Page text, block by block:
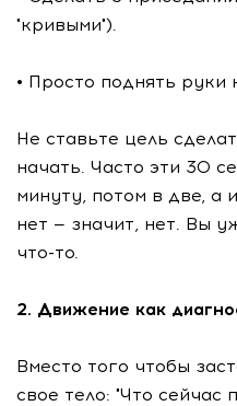
"кривыми").
• Просто поднять руки
Не ставьте цель
начать. Часто эти 30
минуту, потом в две, а
нет — значит, нет. Вы
что-то.
2. Движение как
Вместо того чтобы
свое тело: "Что сейчас